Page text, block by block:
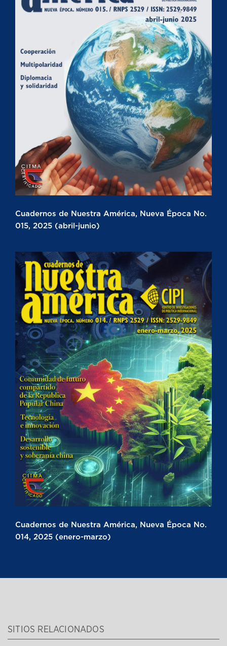
Cuadernos de Nuestra América, Nueva Época No.
015, 2025 (abril-junio)
Cuadernos de Nuestra América, Nueva Época No.
014, 2025 (enero-marzo)
SITIOS RELACIONADOS